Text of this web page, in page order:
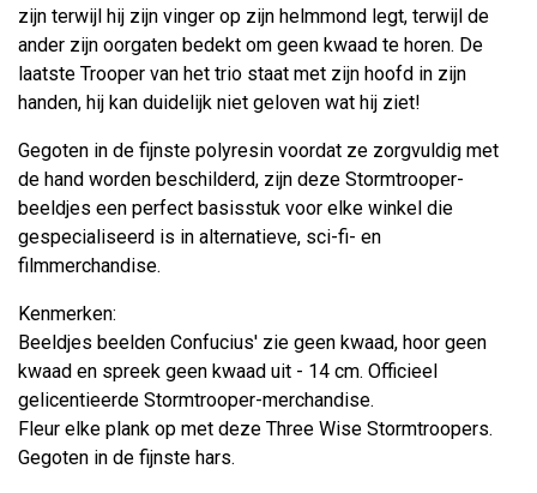
zijn terwijl hij zijn vinger op zijn helmmond legt, terwijl de
ander zijn oorgaten bedekt om geen kwaad te horen. De
laatste Trooper van het trio staat met zijn hoofd in zijn
handen, hij kan duidelijk niet geloven wat hij ziet!
Gegoten in de fijnste polyresin voordat ze zorgvuldig met
de hand worden beschilderd, zijn deze Stormtrooper-
beeldjes een perfect basisstuk voor elke winkel die
gespecialiseerd is in alternatieve, sci-fi- en
filmmerchandise.
Kenmerken:
Beeldjes beelden Confucius' zie geen kwaad, hoor geen
kwaad en spreek geen kwaad uit - 14 cm. Officieel
gelicentieerde Stormtrooper-merchandise.
Fleur elke plank op met deze Three Wise Stormtroopers.
Gegoten in de fijnste hars.